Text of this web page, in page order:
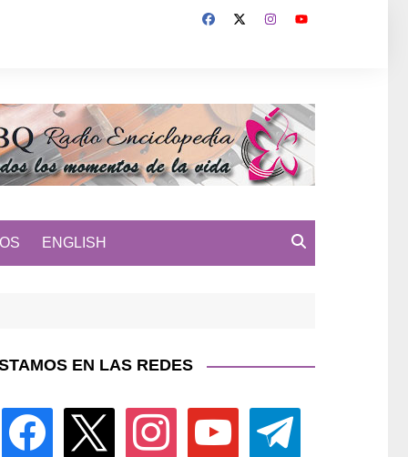
ENGLISH
EN LAS REDES
facebook instagram youtube telegram